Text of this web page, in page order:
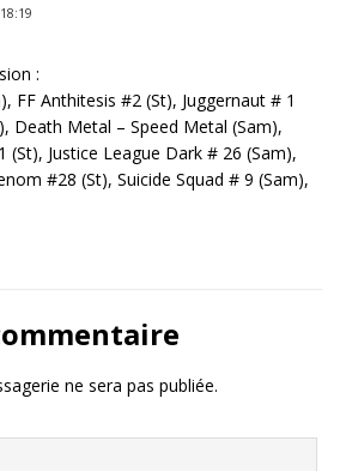
:
FF Anthitesis #2 (St), Juggernaut # 1
Death Metal – Speed Metal (Sam),
(St), Justice League Dark # 26 (Sam),
#28 (St), Suicide Squad # 9 (Sam),
ne sera pas publiée.